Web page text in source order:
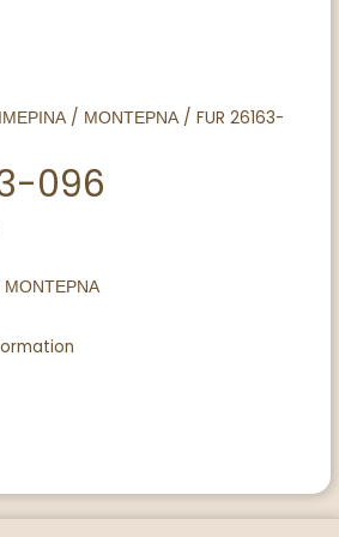
/ ΜΟΝΤΕΡΝΑ/ FUR 26163-
096
ΜΟΝΤΕΡΝΑ